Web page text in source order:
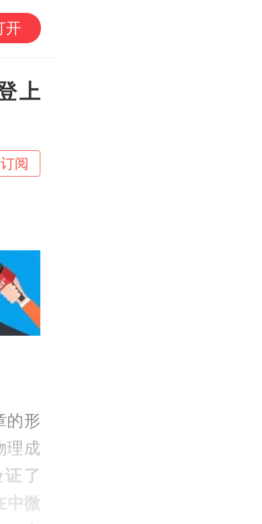
开
上
阅
的形
理成
了
中微